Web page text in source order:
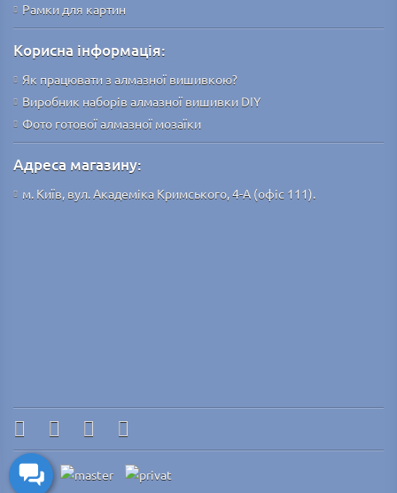
Рамки для картин
Корисна інформація:
Як працювати з алмазної вишивкою?
Виробник наборів алмазної вишивки DIY
Фото готової алмазної мозаїки
Адреса магазину:
м. Київ, вул. Академіка Кримського, 4-А (офіс 111).